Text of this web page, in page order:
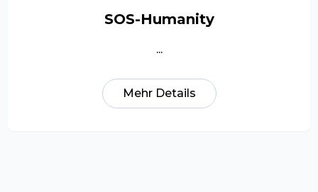
SOS-Humanity
...
Mehr Details